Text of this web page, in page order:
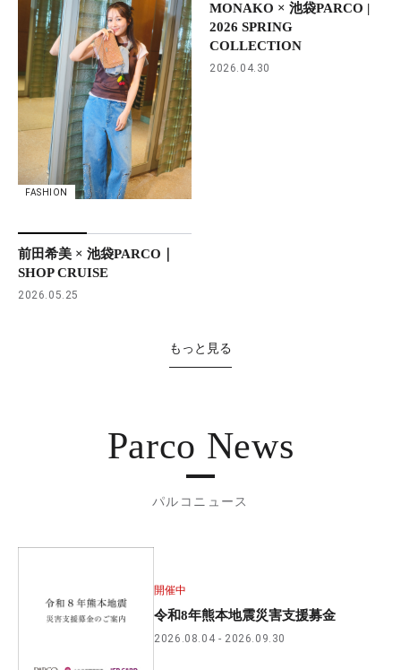
FASHION
前田希美 × 池袋PARCO｜
SHOP CRUISE
2026.05.25
MONAKO × 池袋PARCO |
2026 SPRING
COLLECTION
2026.04.30
もっと見る
Parco News
パルコニュース
開催中
令和8年熊本地震災害支援募金
2026.08.04 2026.09.30